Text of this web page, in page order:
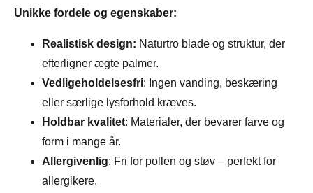
Unikke fordele og egenskaber:
Realistisk design: Naturtro blade og struktur, der
efterligner ægte palmer.
Vedligeholdelsesfri: Ingen vanding, beskæring
eller særlige lysforhold kræves.
Holdbar kvalitet: Materialer, der bevarer farve og
form i mange år.
Allergivenlig: Fri for pollen og støv – perfekt for
allergikere.